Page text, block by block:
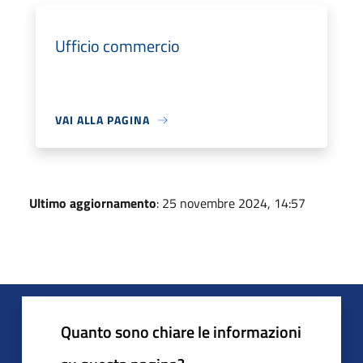
Ufficio commercio
VAI ALLA PAGINA
Ultimo aggiornamento: 25 novembre 2024, 14:57
Quanto sono chiare le informazioni